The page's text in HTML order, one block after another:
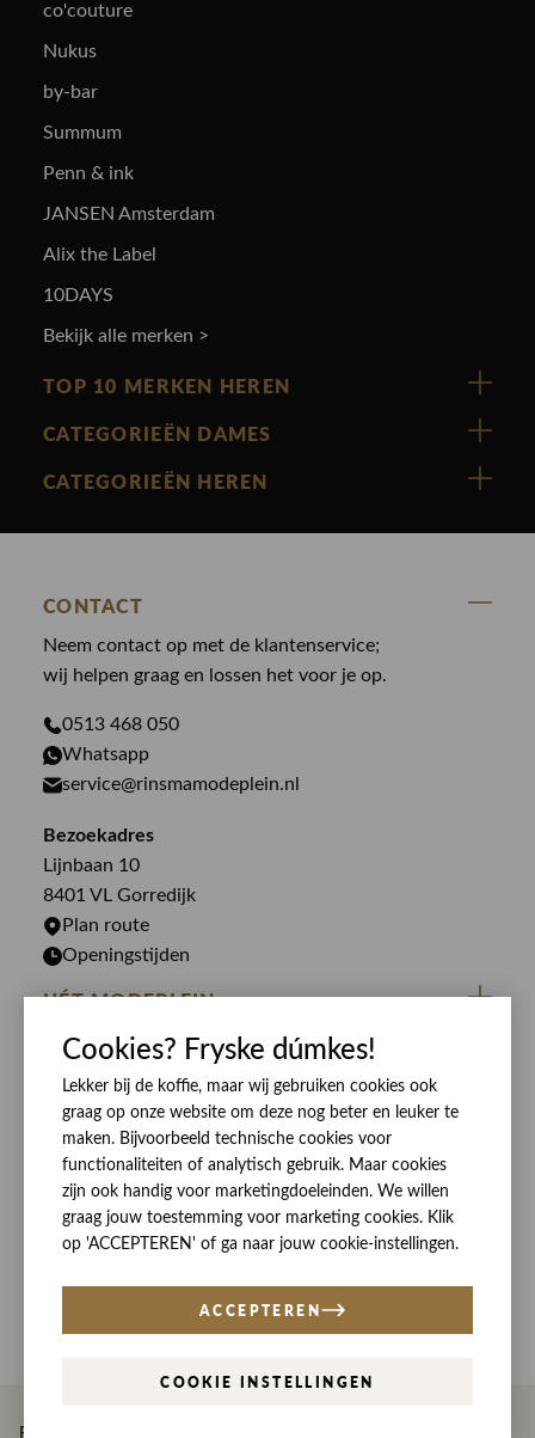
co'couture
Nukus
by-bar
Summum
Penn & ink
JANSEN Amsterdam
Alix the Label
10DAYS
Bekijk alle merken >
TOP 10 MERKEN HEREN
Vanguard
Cast Iron
State Of Art
Law of the sea
Paul en Shark
Genti
PME Legend
Butcher of Blue
Bekijk alle merken >
CATEGORIEËN DAMES
Nieuw binnen
Blouses
Broeken
Gilets
Jassen
Jeans
Jurken
Rokken
CATEGORIEËN HEREN
Broeken
Colberts
Giftcards
Jassen
Overhemden
T-shirts
CONTACT
Neem contact op met de klantenservice;
wij helpen graag en lossen het voor je op.
0513 468 050
Whatsapp
service@rinsmamodeplein.nl
Bezoekadres
Lijnbaan 10
8401 VL Gorredijk
Plan route
Openingstijden
HÉT MODEPLEIN
ZIJ VAN RINSMA
DE HEEREN VAN RINSMA
RINSMA.CONCEPTS
Eten en drinken
Openingstijden
Werken bij RINSMA
CUSTOMER CARE
Veelgestelde vragen
Retourneren & Ruilen
Betaalmethoden
Bezorgen
Contact
SOCIALS
ZIJ VAN RINSMA DE HEEREN VAN RINSMA
Cookies? Fryske dúmkes!
Lekker bij de koffie, maar wij gebruiken cookies ook
graag op onze website om deze nog beter en leuker te
maken. Bijvoorbeeld technische cookies voor
functionaliteiten of analytisch gebruik. Maar cookies
zijn ook handig voor marketingdoeleinden. We willen
graag jouw toestemming voor marketing cookies. Klik
op 'ACCEPTEREN' of ga naar jouw cookie-instellingen.
COOKIE INSTELLINGEN
ACCEPTEREN